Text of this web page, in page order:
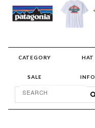
CATEGORY HAT
SALE INFO